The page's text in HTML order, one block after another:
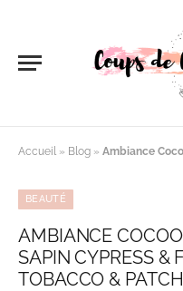
Accueil » Blog » Ambiance Cocooning avec la
BEAUTÉ
AMBIANCE
SAPIN CYPRESS &
TOBACCO &